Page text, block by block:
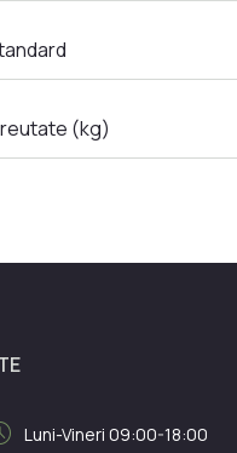
(kg)
Luni-Vineri 09:00-18:00